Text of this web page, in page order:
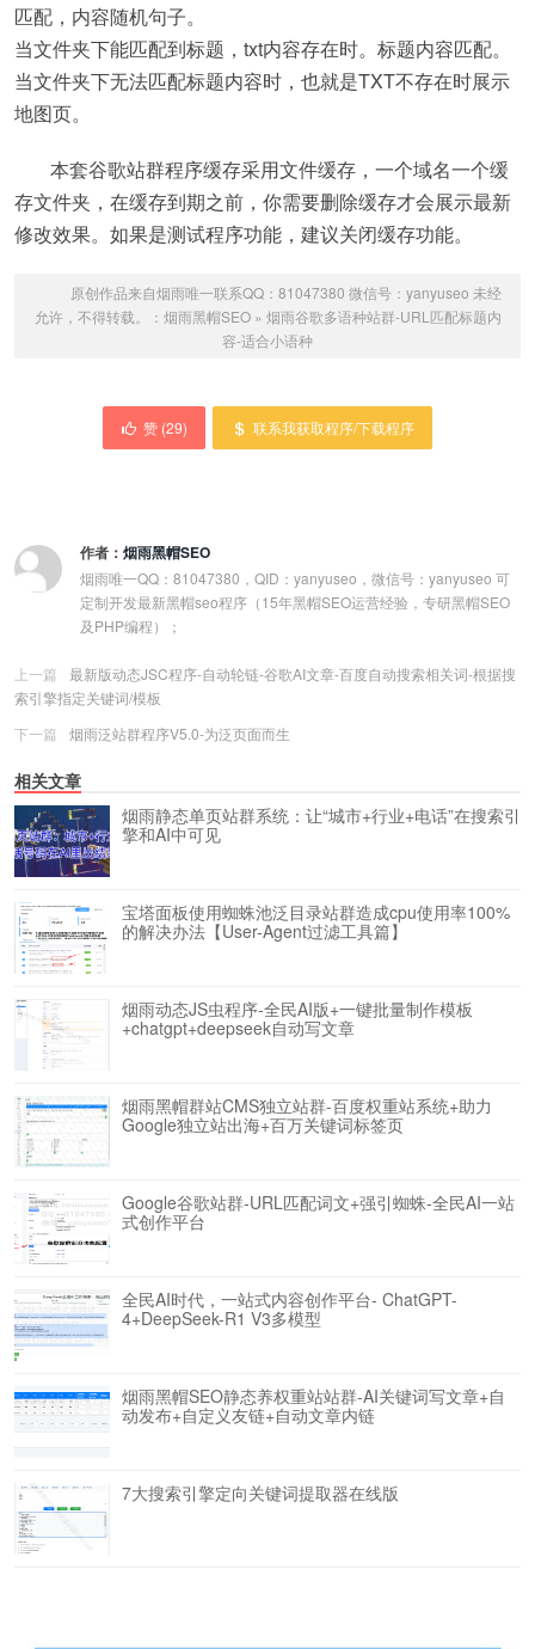
匹配，内容随机句子。
当文件夹下能匹配到标题，txt内容存在时。标题内容匹配。
当文件夹下无法匹配标题内容时，也就是TXT不存在时展示
地图页。
本套谷歌站群程序缓存采用文件缓存，一个域名一个缓
存文件夹，在缓存到期之前，你需要删除缓存才会展示最新
修改效果。如果是测试程序功能，建议关闭缓存功能。
原创作品来自烟雨唯一联系QQ：81047380 微信号：yanyuseo 未经
允许，不得转载。： 烟雨黑帽SEO» 烟雨谷歌多语种站群-URL匹配标题内
容-适合小语种
赞 (29) 联系我获取程序/下载程序
作者： 烟雨黑帽SEO
烟雨唯一QQ：81047380，QID：yanyuseo，微信号：yanyuseo 可
定制开发最新黑帽seo程序（15年黑帽SEO运营经验，专研黑帽SEO
及PHP编程）；
上一篇
最新版动态JSC程序-自动轮链-谷歌AI文章-百度自动搜索相关词-根据搜
索引擎指定关键词/模板
下一篇
烟雨泛站群程序V5.0-为泛页面而生
相关文章
烟雨静态单页站群系统：让“城市+行业+电话”在搜索引
擎和AI中可见
宝塔面板使用蜘蛛池泛目录站群造成cpu使用率100%
的解决办法【User-Agent过滤工具篇】
烟雨动态JS虫程序-全民AI版+一键批量制作模板
+chatgpt+deepseek自动写文章
烟雨黑帽群站CMS独立站群-百度权重站系统+助力
Google独立站出海+百万关键词标签页
Google谷歌站群-URL匹配词文+强引蜘蛛-全民AI一站
式创作平台
全民AI时代，一站式内容创作平台- ChatGPT-
4+DeepSeek-R1 V3多模型
烟雨黑帽SEO静态养权重站站群-AI关键词写文章+自
动发布+自定义友链+自动文章内链
7大搜索引擎定向关键词提取器在线版